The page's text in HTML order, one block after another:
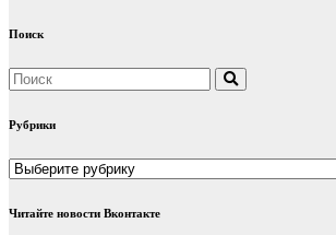
Поиск
Рубрики
Рубрики
Читайте новости Вконтакте